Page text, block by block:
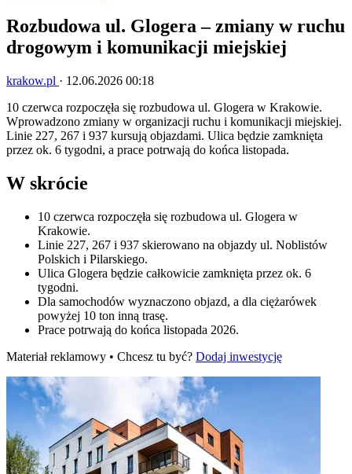
Rozbudowa ul. Glogera – zmiany w ruchu
drogowym i komunikacji miejskiej
krakow.pl · 12.06.2026 00:18
10 czerwca rozpoczęła się rozbudowa ul. Glogera w Krakowie.
Wprowadzono zmiany w organizacji ruchu i komunikacji miejskiej.
Linie 227, 267 i 937 kursują objazdami. Ulica będzie zamknięta
przez ok. 6 tygodni, a prace potrwają do końca listopada.
W skrócie
10 czerwca rozpoczęła się rozbudowa ul. Glogera w
Krakowie.
Linie 227, 267 i 937 skierowano na objazdy ul. Noblistów
Polskich i Pilarskiego.
Ulica Glogera będzie całkowicie zamknięta przez ok. 6
tygodni.
Dla samochodów wyznaczono objazd, a dla ciężarówek
powyżej 10 ton inną trasę.
Prace potrwają do końca listopada 2026.
Materiał reklamowy • Chcesz tu być? Dodaj inwestycję